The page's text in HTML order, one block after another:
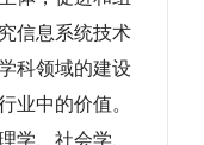
信息系统技术
科领域的建设
业中的价值。
学、社会学、